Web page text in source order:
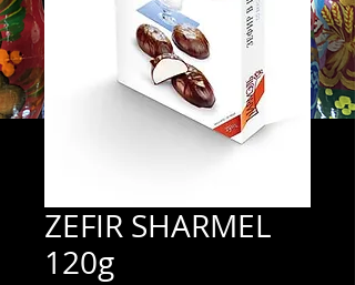
ZEFIR SHARMEL
120g